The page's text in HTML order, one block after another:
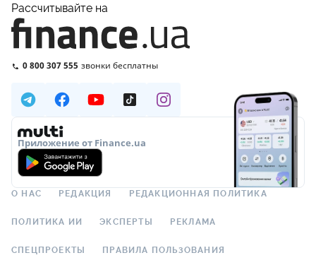
Рассчитывайте на
0 800 307 555 звонки бесплатны
Приложение от Finance.ua
О НАС РЕДАКЦИЯ РЕДАКЦИОННАЯ ПОЛИТИКА
ПОЛИТИКА ИИ ЭКСПЕРТЫ РЕКЛАМА
СПЕЦПРОЕКТЫ ПРАВИЛА ПОЛЬЗОВАНИЯ